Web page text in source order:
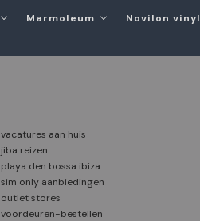
Marmoleum
Novilon vinyl
vacatures aan huis
jiba reizen
playa den bossa ibiza
sim only aanbiedingen
outlet stores
voordeuren-bestellen